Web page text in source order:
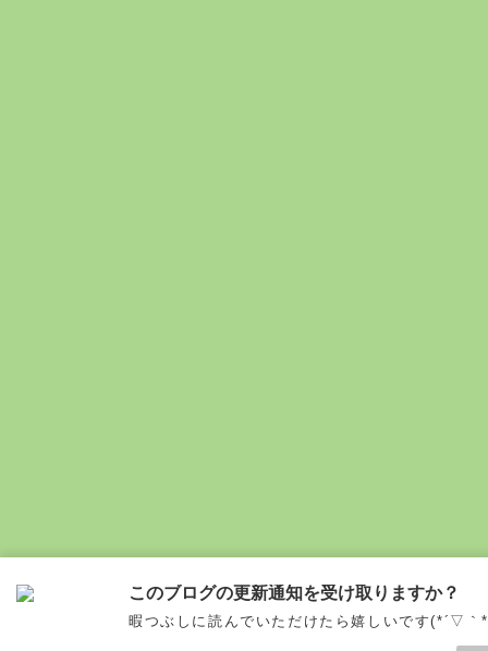
このブログの更新通知を受け取りますか？
暇つぶしに読んでいただけたら嬉しいです(*´▽｀